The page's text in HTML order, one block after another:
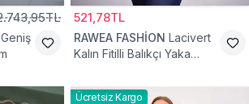
521,78TL
RAWEA FASHİON Lacivert
Kalın Fitilli Balıkçı Yaka
Ücretsiz Kargo